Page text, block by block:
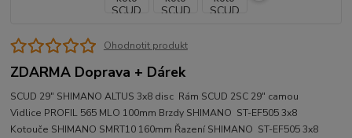
Ohodnotit produkt
ZDARMA Doprava + Dárek
SCUD 29" SHIMANO ALTUS 3x8 disc Rám SCUD 2SC 29" camou
Vidlice PROFIL 565 MLO 100mm Brzdy SHIMANO ST-EF505 3x8
Kotouče SHIMANO SMRT10 160mm Řazení SHIMANO ST-EF505 3x8